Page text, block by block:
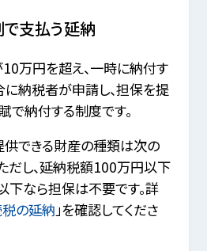
支払う延納
万円を超え、一時に納付す
納税者が申請し、担保を提
で納付する制度です。
できる財産の種類は次の
だし、延納税額100万円以下
下なら担保は不要です。詳
の延納」を確認してくださ